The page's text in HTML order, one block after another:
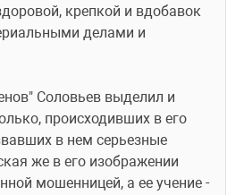
крепкой и вдобавок
делами и
Соловьев выделил и
происходивших в его
в нем серьезные
же в его изображении
мошенницей, а ее учение -